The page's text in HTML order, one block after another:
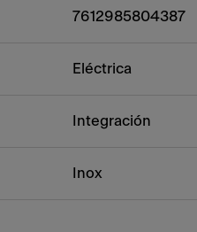
7612985804387
Eléctrica
Integración
Inox